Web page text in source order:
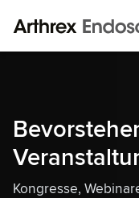
Kongresse,